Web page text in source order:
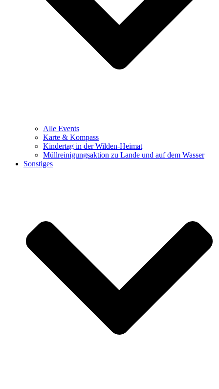
Alle Events
Karte & Kompass
Kindertag in der Wilden-Heimat
Müllreinigungsaktion zu Lande und auf dem Wasser
Sonstiges